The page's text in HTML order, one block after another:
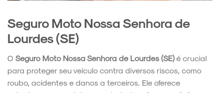
Seguro Moto Nossa Senhora de
Lourdes (SE)
O Seguro Moto Nossa Senhora de Lourdes (SE)é crucial
para proteger seu veículo contra diversos riscos, como
roubo, acidentes e danos a terceiros. Ele oferece